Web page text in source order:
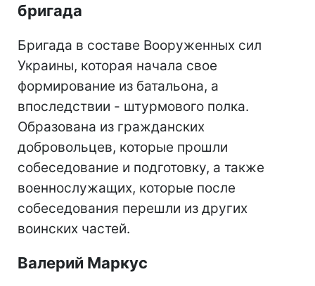
бригада
Бригада в составе Вооруженных сил
Украины, которая начала свое
формирование из батальона, а
впоследствии - штурмового полка.
Образована из гражданских
добровольцев, которые прошли
собеседование и подготовку, а также
военнослужащих, которые после
собеседования перешли из других
воинских частей.
Валерий Маркус